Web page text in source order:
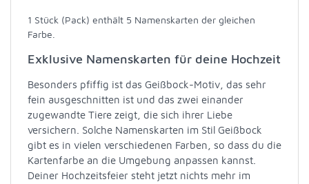
1 Stück (Pack) enthält 5 Namenskarten der gleichen
Farbe.
Exklusive Namenskarten für deine Hochzeit
Besonders pfiffig ist das Geißbock-Motiv, das sehr
fein ausgeschnitten ist und das zwei einander
zugewandte Tiere zeigt, die sich ihrer Liebe
versichern. Solche Namenskarten im Stil Geißbock
gibt es in vielen verschiedenen Farben, so dass du die
Kartenfarbe an die Umgebung anpassen kannst.
Deiner Hochzeitsfeier steht jetzt nichts mehr im